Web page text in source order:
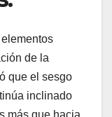
de la
que el sesgo
inclinado
más que hacia